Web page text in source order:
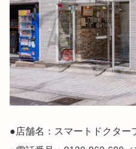
●店舗名：スマートドクター